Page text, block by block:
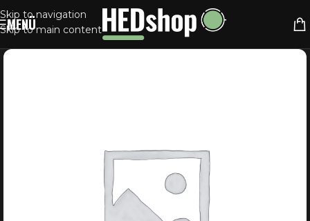
Skip to navigation
Skip to main content
MENÜ